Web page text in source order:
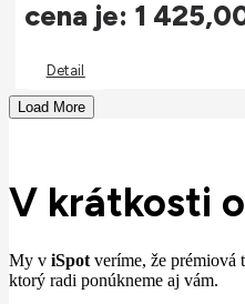
cena je: 1
Detail
Load More
V krátkosti
My v iSpot veríme, že prémiová
ktorý radi ponúkneme aj vám.